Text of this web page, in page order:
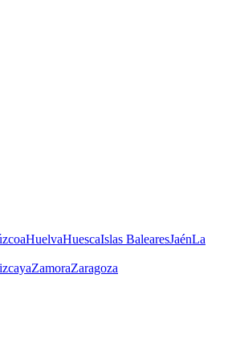
HuelvaHuescaIslas BalearesJaénLa
ZamoraZaragoza